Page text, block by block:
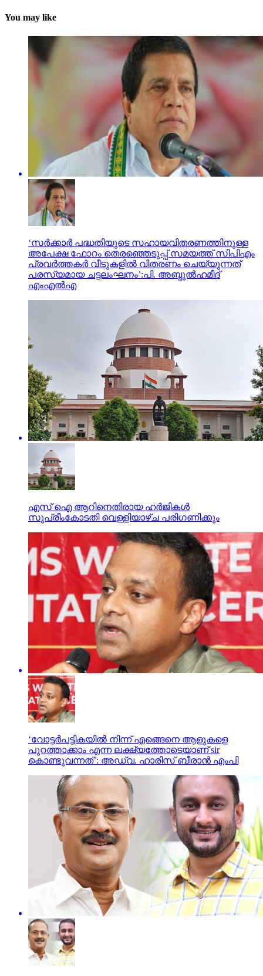
You may like
‘സര്‍ക്കാര്‍ പദ്ധതിയുടെ സഹായവിതരണത്തിനുള്ള
അപേക്ഷ ഫോറം തെരഞ്ഞെടുപ്പ് സമയത്ത് സിപിഎം
പ്രവര്‍ത്തകര്‍ വീടുകളില്‍ വിതരണം ചെയ്യുന്നത്
പരസ്യമായ ചട്ടലംഘനം’:പി. അബ്ദുല്‍ഹമീദ്
എംഎല്‍എ
എസ് ഐ ആറിനെതിരായ ഹർജികൾ
സുപ്രീംകോടതി വെള്ളിയാഴ്ച പരിഗണിക്കും
‘വോട്ടര്‍പട്ടികയില്‍ നിന്ന് എങ്ങെനെ ആളുകളെ
പുറത്താക്കാം എന്ന ലക്ഷ്യത്തോടെയാണ് sir
കൊണ്ടുവന്നത്’: അഡ്വ. ഹാരിസ് ബീരാൻ എംപി